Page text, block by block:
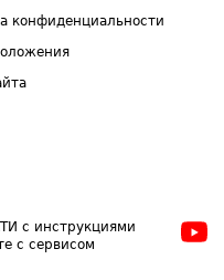
конфиденциальности
с инструкциями
с сервисом